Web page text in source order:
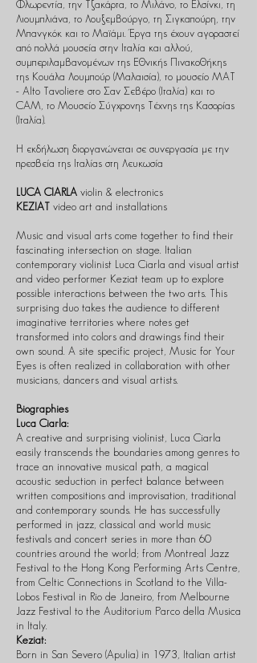
Φλωρεντία, την Τζακάρτα, το Μιλάνο, το Ελσίνκι, τη
Λιουμπλιάνα, το Λουξεμβούργο, τη Σιγκαπούρη, την
Μπανγκόκ και το Μαϊάμι. Έργα της έχουν αγοραστεί
από πολλά μουσεία στην Ιταλία και αλλού,
συμπεριλαμβανομένων της Εθνικής Πινακοθήκης
της Κουάλα Λουμπούρ (Μαλαισία), το μουσείο ΜΑΤ
- Alto Tavoliere στο Σαν Σεβέρο (Ιταλία) και το
CAM, το Μουσείο Σύγχρονης Τέχνης της Κασορίας
(Ιταλία).
Η εκδήλωση διοργανώνεται σε συνεργασία με την
πρεσβεία της Ιταλίας στη Λευκωσία
LUCA CIARLA violin & electronics
KEZIAT video art and installations
Music and visual arts come together to find their
fascinating intersection on stage. Italian
contemporary violinist Luca Ciarla and visual artist
and video performer Keziat team up to explore
possible interactions between the two arts. This
surprising duo takes the audience to different
imaginative territories where notes get
transformed into colors and drawings find their
own sound. A site specific project, Music for Your
Eyes is often realized in collaboration with other
musicians, dancers and visual artists.
Biographies
Luca Ciarla:
A creative and surprising violinist, Luca Ciarla
easily transcends the boundaries among genres to
trace an innovative musical path, a magical
acoustic seduction in perfect balance between
written compositions and improvisation, traditional
and contemporary sounds. He has successfully
performed in jazz, classical and world music
festivals and concert series in more than 60
countries around the world; from Montreal Jazz
Festival to the Hong Kong Performing Arts Centre,
from Celtic Connections in Scotland to the Villa-
Lobos Festival in Rio de Janeiro, from Melbourne
Jazz Festival to the Auditorium Parco della Musica
in Italy.
Keziat:
Born in San Severo (Apulia) in 1973, Italian artist